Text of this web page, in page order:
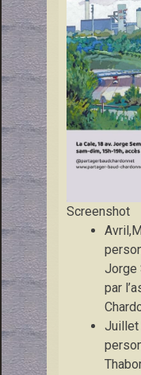
Screenshot
Jorge
par
Juillet